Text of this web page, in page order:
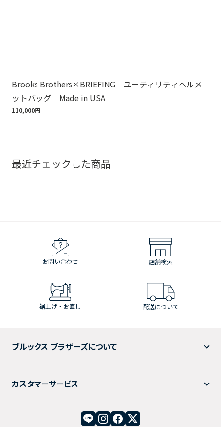
Brooks Brothers×BRIEFING ユーティリティヘルメ
ットバッグ Made in USA
110,000円
最近チェックした商品
お問い合わせ 店舗検索
裾上げ・お直し 配送について
ブルックス ブラザーズについて
カスタマーサービス